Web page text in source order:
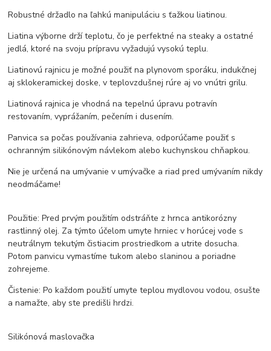
Robustné držadlo na ľahkú manipuláciu s ťažkou liatinou.
Liatina výborne drží teplotu, čo je perfektné na steaky a ostatné
jedlá, ktoré na svoju prípravu vyžadujú vysokú teplu.
Liatinovú rajnicu je možné použiť na plynovom sporáku, indukčnej
aj sklokeramickej doske, v teplovzdušnej rúre aj vo vnútri grilu.
Liatinová rajnica je vhodná na tepelnú úpravu potravín
restovaním, vyprážaním, pečením i dusením.
Panvica sa počas používania zahrieva, odporúčame použiť s
ochranným silikónovým návlekom alebo kuchynskou chňapkou.
Nie je určená na umývanie v umývačke a riad pred umývaním nikdy
neodmáčame!
Použitie: Pred prvým použitím odstráňte z hrnca antikorózny
rastlinný olej. Za týmto účelom umyte hrniec v horúcej vode s
neutrálnym tekutým čistiacim prostriedkom a utrite dosucha.
Potom panvicu vymastíme tukom alebo slaninou a poriadne
zohrejeme.
Čistenie: Po každom použití umyte teplou mydlovou vodou, osušte
a namažte, aby ste predišli hrdzi.
Silikónová maslovačka